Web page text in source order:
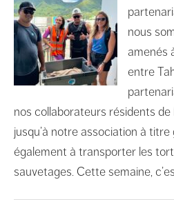
nous
amenés
entre
nos collaborateurs résidents
jusqu’à notre association à titre
également à transporter les
sauvetages. Cette semaine,